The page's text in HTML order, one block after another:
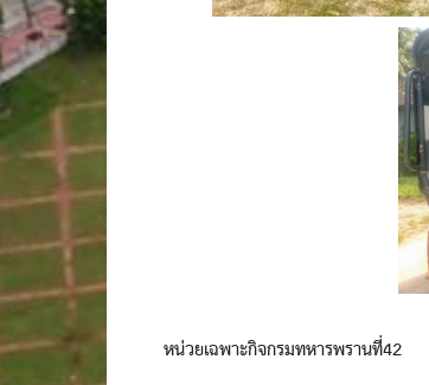
หน่วยเฉพาะกิจกรมทหารพรานที่42